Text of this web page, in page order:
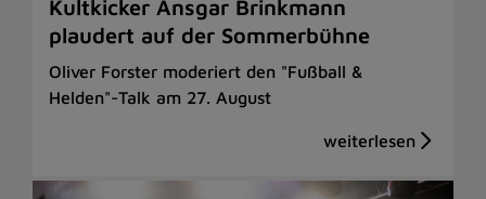
Kultkicker Ansgar Brinkmann
plaudert auf der Sommerbühne
Oliver Forster moderiert den "Fußball &
Helden"-Talk am 27. August